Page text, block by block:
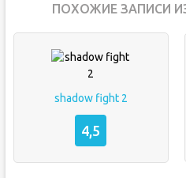
ПОХОЖИЕ ЗАПИСИ
shadow fight 2
4,5